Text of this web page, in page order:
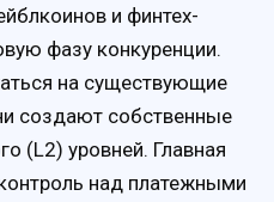
и финтех-
фазу конкуренции.
на существующие
создают собственные
(L2) уровней. Главная
над платежными